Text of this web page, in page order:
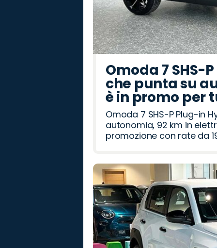
Omoda 7 SHS-
che punta su
è in promo per
Omoda 7 SHS-P Plug-in
autonomia, 92 km in
promozione con rate da